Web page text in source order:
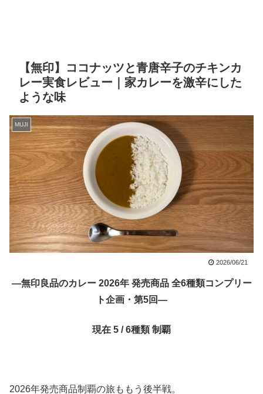
【無印】ココナッツと青唐辛子のチキンカ
レー実食レビュー｜家カレーを激辛にした
ような味
MUJI
2026/06/21
―無印良品のカレー 2026年 発売商品 全6種類コンプリー
ト企画・第5回―
現在 5 / 6種類 制覇
2026年発売商品制覇の旅ももう後半戦。